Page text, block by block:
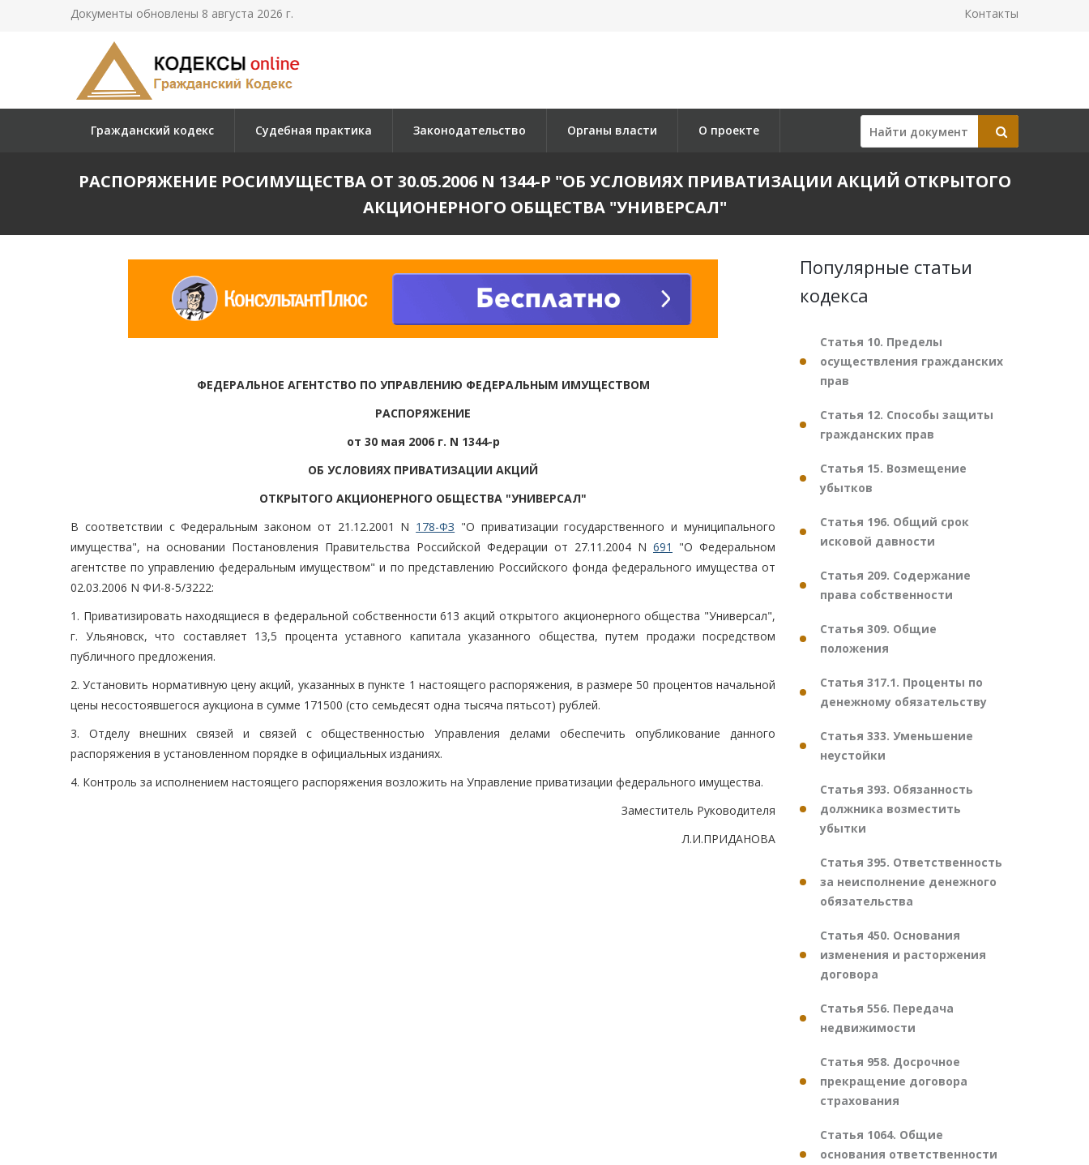
Документы обновлены 8 августа 2026 г. Контакты
Гражданский кодекс Судебная практика Законодательство Органы власти О проекте
РАСПОРЯЖЕНИЕ РОСИМУЩЕСТВА ОТ 30.05.2006 N 1344-Р "ОБ УСЛОВИЯХ ПРИВАТИЗАЦИИ АКЦИЙ ОТКРЫТОГО
АКЦИОНЕРНОГО ОБЩЕСТВА "УНИВЕРСАЛ"
ФЕДЕРАЛЬНОЕ АГЕНТСТВО ПО УПРАВЛЕНИЮ ФЕДЕРАЛЬНЫМ ИМУЩЕСТВОМ
РАСПОРЯЖЕНИЕ
от 30 мая 2006 г. N 1344-р
ОБ УСЛОВИЯХ ПРИВАТИЗАЦИИ АКЦИЙ
ОТКРЫТОГО АКЦИОНЕРНОГО ОБЩЕСТВА "УНИВЕРСАЛ"
В соответствии с Федеральным законом от 21.12.2001 N 178-ФЗ "О приватизации государственного и муниципального
имущества", на основании Постановления Правительства Российской Федерации от 27.11.2004 N 691
"О Федеральном
агентстве по управлению федеральным имуществом" и по представлению Российского фонда федерального имущества от
02.03.2006 N ФИ-8-5/3222:
1. Приватизировать находящиеся в федеральной собственности 613 акций открытого акционерного общества "Универсал",
г. Ульяновск, что составляет 13,5 процента уставного капитала указанного общества, путем продажи посредством
публичного предложения.
2. Установить нормативную цену акций, указанных в пункте 1 настоящего распоряжения, в размере 50 процентов начальной
цены несостоявшегося аукциона в сумме 171500 (сто семьдесят одна тысяча пятьсот) рублей.
3. Отделу внешних связей и связей с общественностью Управления делами обеспечить опубликование данного
распоряжения в установленном порядке в официальных изданиях.
4. Контроль за исполнением настоящего распоряжения возложить на Управление приватизации федерального имущества.
Заместитель Руководителя
Л.И.ПРИДАНОВА
Популярные статьи
кодекса
Статья 10. Пределы
осуществления гражданских
прав
Статья 12. Способы защиты
гражданских прав
Статья 15. Возмещение
убытков
Статья 196. Общий срок
исковой давности
Статья 209. Содержание
права собственности
Статья 309. Общие
положения
Статья 317.1. Проценты по
денежному обязательству
Статья 333. Уменьшение
неустойки
Статья 393. Обязанность
должника возместить
убытки
Статья 395. Ответственность
за неисполнение денежного
обязательства
Статья 450. Основания
изменения и расторжения
договора
Статья 556. Передача
недвижимости
Статья 958. Досрочное
прекращение договора
страхования
Статья 1064. Общие
основания ответственности